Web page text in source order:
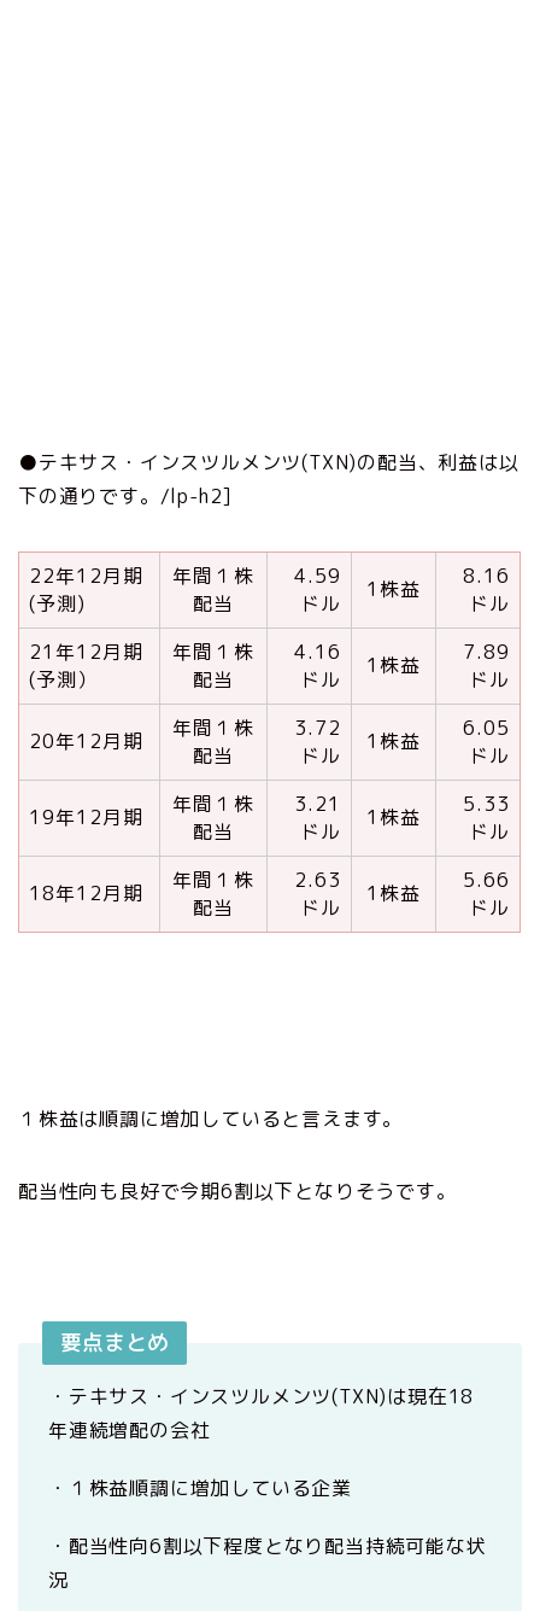
●テキサス・インスツルメンツ(TXN)の配当、利益は以
下の通りです。/lp-h2]
22年12月期
(予測)
年間１株
配当
4.59
ドル
1株益
8.16
ドル
21年12月期
(予測）
年間１株
配当
4.16
ドル
1株益
7.89
ドル
20年12月期
年間１株
配当
3.72
ドル
1株益
6.05
ドル
19年12月期
年間１株
配当
3.21
ドル
1株益
5.33
ドル
18年12月期
年間１株
配当
2.63
ドル
1株益
5.66
ドル
１株益は順調に増加していると言えます。
配当性向も良好で今期6割以下となりそうです。
要点まとめ
・テキサス・インスツルメンツ(TXN)は現在18
年連続増配の会社
・１株益順調に増加している企業
・配当性向6割以下程度となり配当持続可能な状
況